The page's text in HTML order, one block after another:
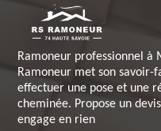
Ramoneur professionnel à
Ramoneur met son
effectuer une pose et une
cheminée. Propose un
engage en rien